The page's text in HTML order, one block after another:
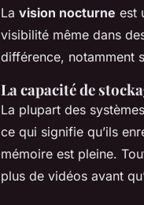
La vision nocturne est
visibilité même dans
différence, notamment
La capacité de
La plupart des
ce qui signifie qu’ils
mémoire est pleine.
plus de vidéos avant